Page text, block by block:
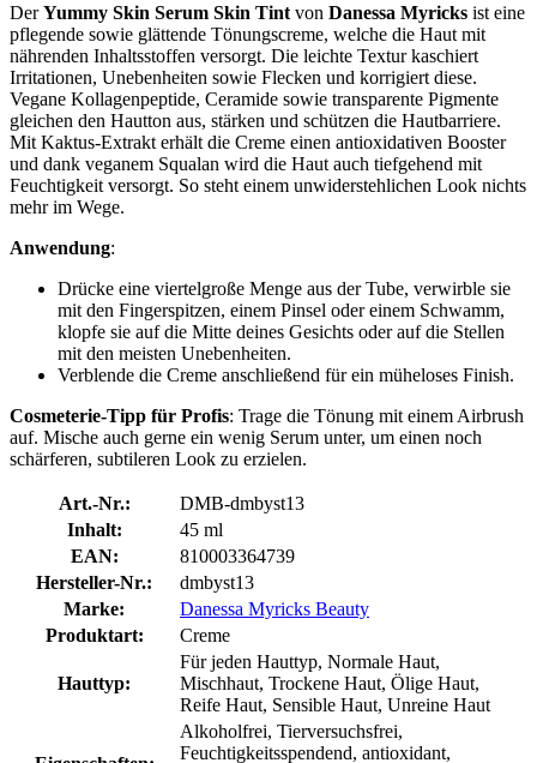
DerYummy Skin Serum Skin Tint von Danessa Myricks ist eine
pflegende sowie glättende Tönungscreme, welche die Haut mit
nährenden Inhaltsstoffen versorgt. Die leichte Textur kaschiert
Irritationen, Unebenheiten sowie Flecken und korrigiert diese.
Vegane Kollagenpeptide, Ceramide sowie transparente Pigmente
gleichen den Hautton aus, stärken und schützen die Hautbarriere.
Mit Kaktus-Extrakt erhält die Creme einen antioxidativen Booster
und dank veganem Squalan wird die Haut auch tiefgehend mit
Feuchtigkeit versorgt. So steht einem unwiderstehlichen Look nichts
mehr im Wege.
Anwendung:
Drücke eine viertelgroße Menge aus der Tube, verwirble sie
mit den Fingerspitzen, einem Pinsel oder einem Schwamm,
klopfe sie auf die Mitte deines Gesichts oder auf die Stellen
mit den meisten Unebenheiten.
Verblende die Creme anschließend für ein müheloses Finish.
Cosmeterie-Tipp für Profis: Trage die Tönung mit einem Airbrush
auf. Mische auch gerne ein wenig Serum unter, um einen noch
schärferen, subtileren Look zu erzielen.
Art.-Nr.:
DMB-dmbyst13
Inhalt:
45 ml
EAN:
810003364739
Hersteller-Nr.:
dmbyst13
Marke:
Danessa Myricks Beauty
Produktart:
Creme
Hauttyp:
Für jeden Hauttyp, Normale Haut,
Mischhaut, Trockene Haut, Ölige Haut,
Reife Haut, Sensible Haut, Unreine Haut
Alkoholfrei, Tierversuchsfrei,
Feuchtigkeitsspendend, antioxidant,